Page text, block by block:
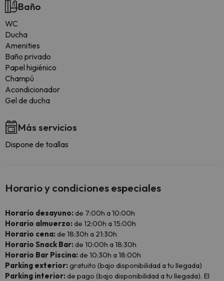
Baño
WC
Ducha
Amenities
Baño privado
Papel higiénico
Champú
Acondicionador
Gel de ducha
Más servicios
Dispone de toallas
Horario y condiciones especiales
Horario desayuno:de 7:00h a 10:00h
Horario almuerzo:de 12:00h a 15:00h
Horario cena:de 18:30h a 21:30h
Horario Snack Bar:de 10:00h a 18:30h
Horario Bar Piscina:de 10:30h a 18:00h
Parking exterior:gratuito (bajo disponibilidad a tu llegada)
Parking interior:de pago (bajo disponibilidad a tu llegada). El